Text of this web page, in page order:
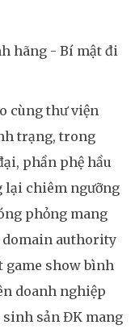
cùng thư viện
trạng, trong
phần phệ hầu
lại chiêm ngưỡng
phỏng mang
domain authority
game show bình
doanh nghiệp
sinh sản ĐK mang